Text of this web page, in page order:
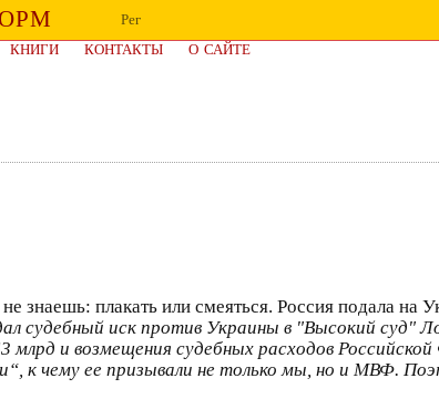
Рег
КНИГИ КОНТАКТЫ
О САЙТЕ
знаешь: плакать или смеяться. Россия подала на
судебный иск против Украины в "Высокий суд"
и возмещения судебных расходов
к чему ее призывали не только мы, но и МВФ.